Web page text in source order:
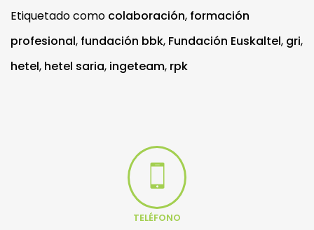
Etiquetado como colaboración, formación
profesional, fundación bbk, Fundación Euskaltel, gri,
hetel, hetel saria, ingeteam, rpk
TELÉFONO